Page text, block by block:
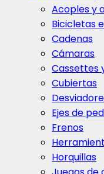
Acoples y
Bicicletas
Cadenas
Cámaras
Cassettes
Cubiertas
Ejes de
Frenos
Horquillas